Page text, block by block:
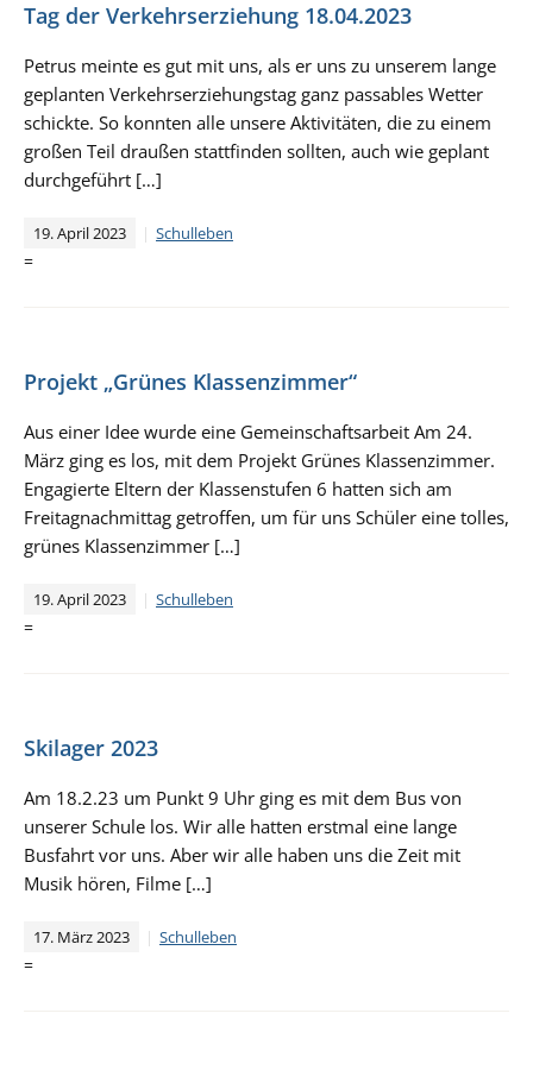
Tag der Verkehrserziehung 18.04.2023
Petrus meinte es gut mit uns, als er uns zu unserem lange
geplanten Verkehrserziehungstag ganz passables Wetter
schickte. So konnten alle unsere Aktivitäten, die zu einem
großen Teil draußen stattfinden sollten, auch wie geplant
durchgeführt […]
19. April 2023 Schulleben
=
Projekt „Grünes Klassenzimmer“
Aus einer Idee wurde eine Gemeinschaftsarbeit Am 24.
März ging es los, mit dem Projekt Grünes Klassenzimmer.
Engagierte Eltern der Klassenstufen 6 hatten sich am
Freitagnachmittag getroffen, um für uns Schüler eine tolles,
grünes Klassenzimmer […]
19. April 2023 Schulleben
=
Skilager 2023
Am 18.2.23 um Punkt 9 Uhr ging es mit dem Bus von
unserer Schule los. Wir alle hatten erstmal eine lange
Busfahrt vor uns. Aber wir alle haben uns die Zeit mit
Musik hören, Filme […]
17. März 2023 Schulleben
=